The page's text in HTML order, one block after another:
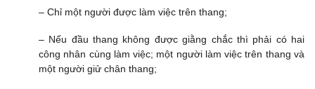
– Chỉ một người được làm việc trên thang;
– Nếu đầu thang không được giằng chắc thì phải có hai
công nhân cùng làm việc; một người làm việc trên thang và
một người giử chân thang;